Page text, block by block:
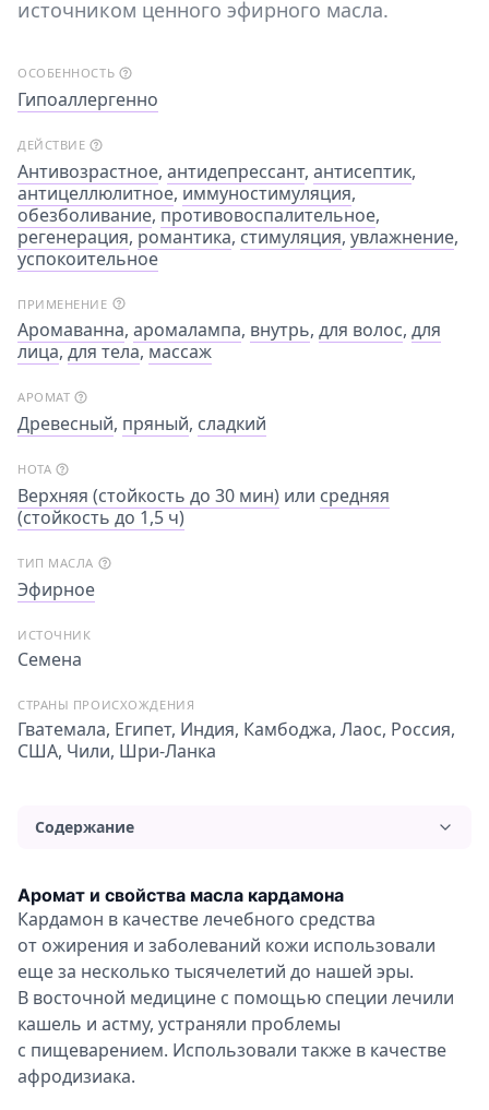
источником ценного эфирного масла.
ОСОБЕННОСТЬ
Гипоаллергенно
ДЕЙСТВИЕ
Антивозрастное, антидепрессант, антисептик,
антицеллюлитное, иммуностимуляция,
обезболивание, противовоспалительное,
регенерация, романтика, стимуляция, увлажнение,
успокоительное
ПРИМЕНЕНИЕ
Аромаванна, аромалампа, внутрь, для волос, для
лица, для тела, массаж
АРОМАТ
Древесный, пряный, сладкий
НОТА
Верхняя (стойкость до 30 мин) или средняя
(стойкость до 1,5 ч)
ТИП МАСЛА
Эфирное
ИСТОЧНИК
Семена
СТРАНЫ ПРОИСХОЖДЕНИЯ
Гватемала, Египет, Индия, Камбоджа, Лаос, Россия,
США, Чили, Шри-Ланка
Содержание
Применение масла для волос
Польза кардамонового масла для лица
Применение эфирного масла кардамона для тела
Ароматерапия с маслом кардамона
Противопоказания и вред масла
Аромат и свойства масла кардамона
Кардамон в качестве лечебного средства
от ожирения и заболеваний кожи использовали
еще за несколько тысячелетий до нашей эры.
В восточной медицине с помощью специи лечили
кашель и астму, устраняли проблемы
с пищеварением. Использовали также в качестве
афродизиака.